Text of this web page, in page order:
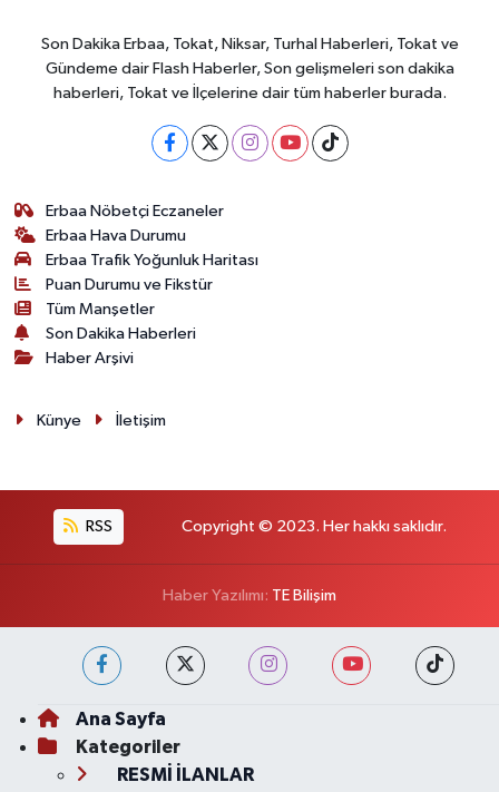
Son Dakika Erbaa, Tokat, Niksar, Turhal Haberleri, Tokat ve
Gündeme dair Flash Haberler, Son gelişmeleri son dakika
haberleri, Tokat ve İlçelerine dair tüm haberler burada.
Erbaa Nöbetçi Eczaneler
Erbaa Hava Durumu
Erbaa Trafik Yoğunluk Haritası
Puan Durumu ve Fikstür
Tüm Manşetler
Son Dakika Haberleri
Haber Arşivi
Künye İletişim
RSS Copyright © 2023. Her hakkı saklıdır.
Haber Yazılımı: TE Bilişim
Ana Sayfa
Kategoriler
RESMİ İLANLAR